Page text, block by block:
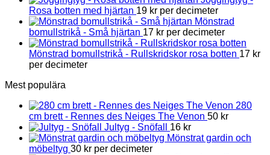
Rosa botten med hjärtan 19 kr per decimeter
Mönstrad
bomullstrikå - Små hjärtan 17 kr per decimeter
Mönstrad bomullstrikå - Rullskridskor rosa botten 17 kr
per decimeter
Mest populära
280
cm brett - Rennes des Neiges The Venon 50 kr
Jultyg - Snöfall
16 kr
Mönstrat gardin och
möbeltyg 30 kr per decimeter